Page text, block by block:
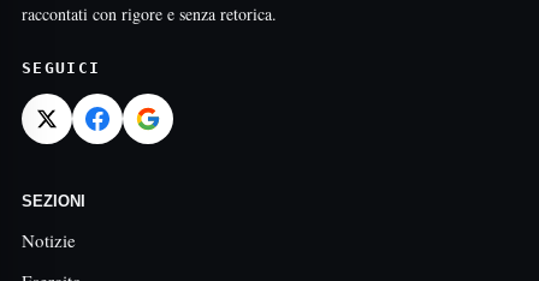
raccontati con rigore e senza retorica.
SEGUICI
SEZIONI
Notizie